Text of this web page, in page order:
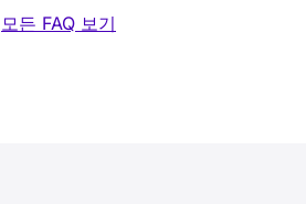
모든 FAQ 보기